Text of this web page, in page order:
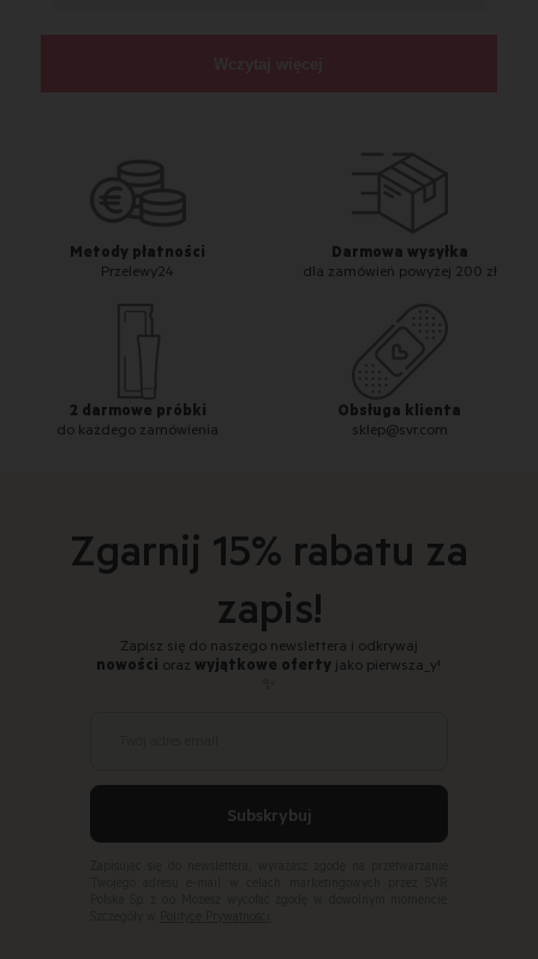
Metody płatności
Przelewy24
Darmowa wysyłka
dla zamówień powyżej 200 zł
2 darmowe próbki
do każdego zamówienia
Obsługa klienta
sklep@svr.com
Zgarnij 15% rabatu za
zapis!
Zapisz się do naszego newslettera i odkrywaj
nowości orazwyjątkowe oferty jako pierwsza_y!
Subskrybuj